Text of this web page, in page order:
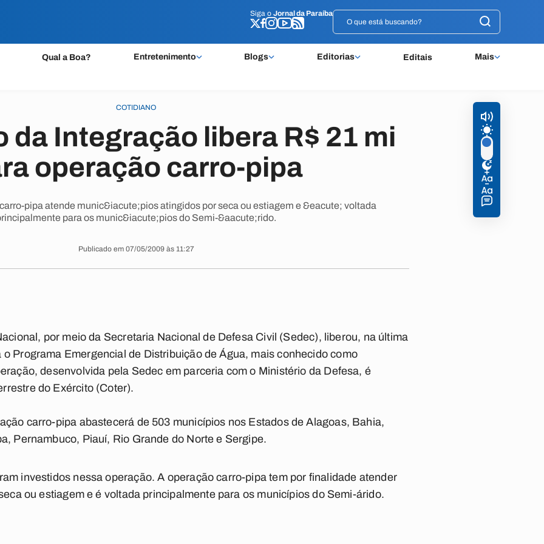
Siga o Jornal da Paraíba
Qual a Boa? Entretenimento Blogs Editorias Editais Mais
Siga o Jornal da Paraíba
COTIDIANO
da Integração libera R$ 21 mi
operação carro-pipa
pipa atende munic&iacute;pios atingidos por seca ou estiagem e &eacute; voltada
para os munic&iacute;pios do Semi-&aacute;rido.
Publicado em 07/05/2009 às 11:27
por meio da Secretaria Nacional de Defesa Civil (Sedec), liberou, na última
o Programa Emergencial de Distribuição de Água, mais conhecido como
desenvolvida pela Sedec em parceria com o Ministério da Defesa, é
do Exército (Coter).
carro-pipa abastecerá de 503 municípios nos Estados de Alagoas, Bahia,
Pernambuco, Piauí, Rio Grande do Norte e Sergipe.
investidos nessa operação. A operação carro-pipa tem por finalidade atender
ou estiagem e é voltada principalmente para os municípios do Semi-árido.